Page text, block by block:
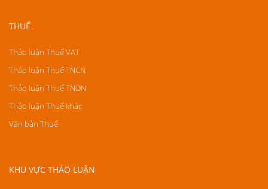
THUẾ
Thảo luận Thuế VAT
Thảo luận Thuế TNCN
Thảo luận Thuế TNDN
Thảo luận Thuế khác
Văn bản Thuế
KHU VỰC THẢO LUẬN